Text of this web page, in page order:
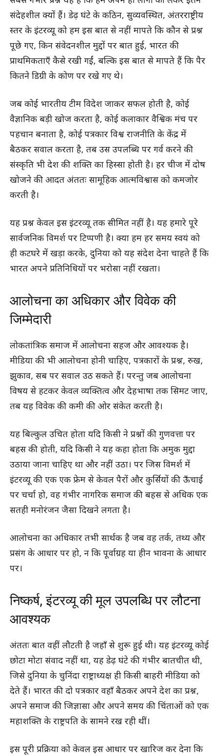
संदेहशील क्यों हैं। डेढ़ घंटे के कठिन, सुव्यवस्थित, अंतरराष्ट्रीय
स्तर के इंटरव्यू को हम इस बात से नहीं मापते कि कौन से प्रश्न
पूछे गए, किन संवेदनशील मुद्दों पर बात हुई, भारत की
प्राथमिकताएँ कैसे रखी गईं, बल्कि इस बात से मापते हैं कि पैर
कितने डिग्री के कोण पर रखे गए थे।
जब कोई भारतीय टीम विदेश जाकर सफल होती है, कोई
वैज्ञानिक बड़ी खोज करता है, कोई कलाकार वैश्विक मंच पर
पहचान बनाता है, कोई पत्रकार विश्व राजनीति के केंद्र में
बैठकर सवाल करता है, तब उस उपलब्धि पर गर्व करने की
संस्कृति भी देश की शक्ति का हिस्सा होती है। हर चीज में दोष
खोजने की आदत अंततः सामूहिक आत्मविश्वास को कमजोर
करती है।
यह प्रश्न केवल इस इंटरव्यू तक सीमित नहीं है। यह हमारे पूरे
सार्वजनिक विमर्श पर टिप्पणी है। क्या हम हर समय स्वयं को
ही कटघरे में खड़ा करके, दुनिया को यह संदेश देना चाहते हैं कि
भारत अपने प्रतिनिधियों पर भरोसा नहीं रखता।
आलोचना का अधिकार और विवेक की
जिम्मेदारी
लोकतांत्रिक समाज में आलोचना सहज और आवश्यक है।
मीडिया की भी आलोचना होनी चाहिए, पत्रकारों के प्रश्न, रुख,
झुकाव, सब पर सवाल उठ सकते हैं। परन्तु जब आलोचना
विषय से हटकर केवल व्यक्तित्व और देहभाषा तक सिमट जाए,
तब यह विवेक की कमी की ओर संकेत करती है।
यह बिल्कुल उचित होता यदि किसी ने प्रश्नों की गुणवत्ता पर
बहस की होती, यदि किसी ने यह कहा होता कि अमुक मुद्दा
उठाया जाना चाहिए था और नहीं उठा। पर जिस विमर्श में
इंटरव्यू की एक एक फ्रेम से केवल पैरों और कुर्सियों की ऊँचाई
पर चर्चा हो, वह गंभीर नागरिक समाज की बहस से अधिक एक
सतही मनोरंजन जैसा दिखने लगता है।
आलोचना का अधिकार तभी सार्थक है जब वह तर्क, तथ्य और
प्रसंग के आधार पर हो, न कि पूर्वाग्रह या हीन भावना के आधार
पर।
निष्कर्ष, इंटरव्यू की मूल उपलब्धि पर लौटना
आवश्यक
अंततः बात वहीं लौटती है जहाँ से शुरू हुई थी। यह इंटरव्यू कोई
छोटा मोटा संवाद नहीं था, यह डेढ़ घंटे की गंभीर बातचीत थी,
जिसे दुनिया के चुनिंदा राष्ट्राध्यक्ष ही किसी बाहरी मीडिया को
देते हैं। भारत की दो पत्रकार वहाँ बैठकर अपने देश का प्रश्न,
अपने समाज की जिज्ञासा और अपने समय की चिंताओं को एक
महाशक्ति के राष्ट्रपति के सामने रख रही थीं।
इस पूरी प्रक्रिया को केवल इस आधार पर खारिज कर देना कि